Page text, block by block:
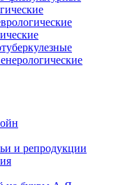
и репродукции